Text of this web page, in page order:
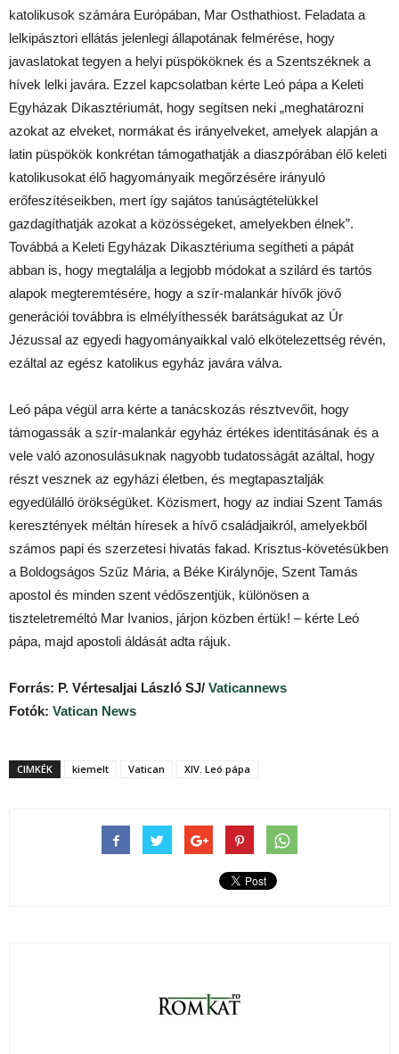
katolikusok számára Európában, Mar Osthathiost. Feladata a
lelkipásztori ellátás jelenlegi állapotának felmérése, hogy
javaslatokat tegyen a helyi püspököknek és a Szentszéknek a
hívek lelki javára. Ezzel kapcsolatban kérte Leó pápa a Keleti
Egyházak Dikasztériumát, hogy segítsen neki „meghatározni
azokat az elveket, normákat és irányelveket, amelyek alapján a
latin püspökök konkrétan támogathatják a diaszpórában élő keleti
katolikusokat élő hagyományaik megőrzésére irányuló
erőfeszítéseikben, mert így sajátos tanúságtételükkel
gazdagíthatják azokat a közösségeket, amelyekben élnek”.
Továbbá a Keleti Egyházak Dikasztériuma segítheti a pápát
abban is, hogy megtalálja a legjobb módokat a szilárd és tartós
alapok megteremtésére, hogy a szír-malankár hívők jövő
generációi továbbra is elmélyíthessék barátságukat az Úr
Jézussal az egyedi hagyományaikkal való elkötelezettség révén,
ezáltal az egész katolikus egyház javára válva.
Leó pápa végül arra kérte a tanácskozás résztvevőit, hogy
támogassák a szír-malankár egyház értékes identitásának és a
vele való azonosulásuknak nagyobb tudatosságát azáltal, hogy
részt vesznek az egyházi életben, és megtapasztalják
egyedülálló örökségüket. Közismert, hogy az indiai Szent Tamás
keresztények méltán híresek a hívő családjaikról, amelyekből
számos papi és szerzetesi hivatás fakad. Krisztus-követésükben
a Boldogságos Szűz Mária, a Béke Királynője, Szent Tamás
apostol és minden szent védőszentjük, különösen a
tiszteletreméltó Mar Ivanios, járjon közben értük! – kérte Leó
pápa, majd apostoli áldását adta rájuk.
Forrás: P. Vértesaljai László SJ/ Vaticannews
Fotók: Vatican News
CIMKÉK kiemelt Vatican XIV. Leó pápa